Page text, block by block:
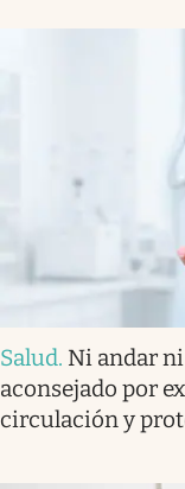
Salud. Ni andar
aconsejado por
circulación y